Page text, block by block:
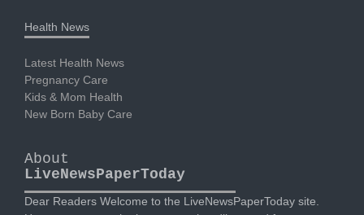
Health News
Latest Health News
Pregnancy Care
Kids & Mom Health
New Born Baby Care
About
LiveNewsPaperToday
Dear Readers Welcome to the LiveNewsPaperToday site.